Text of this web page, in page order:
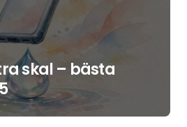
skal – bästa